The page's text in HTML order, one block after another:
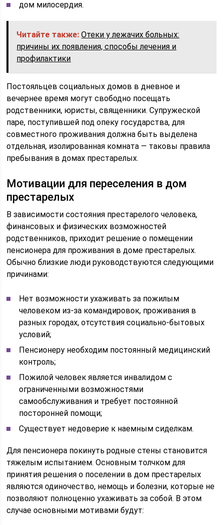
дом милосердия.
Читайте также: Отеки у лежачих больных:
причины их появления, способы лечения и
профилактики
Постояльцев социальных домов в дневное и
вечернее время могут свободно посещать
родственники, юристы, священники. Супружеской
паре, поступившей под опеку государства, для
совместного проживания должна быть выделена
отдельная, изолированная комната — таковы правила
пребывания в домах престарелых.
Мотивации для переселения в дом
престарелых
В зависимости состояния престарелого человека,
финансовых и физических возможностей
родственников, приходит решение о помещении
пенсионера для проживания в доме престарелых.
Обычно близкие люди руководствуются следующими
причинами:
Нет возможности ухаживать за пожилым
человеком из-за командировок, проживания в
разных городах, отсутствия социально-бытовых
условий;
Пенсионеру необходим постоянный медицинский
контроль;
Пожилой человек является инвалидом с
ограниченными возможностями
самообслуживания и требует постоянной
посторонней помощи;
Существует недоверие к наемным сиделкам.
Для пенсионера покинуть родные стены становится
тяжелым испытанием. Основным толчком для
принятия решения о поселении в дом престарелых
являются одиночество, немощь и болезни, которые не
позволяют полноценно ухаживать за собой. В этом
случае основными мотивами будут: